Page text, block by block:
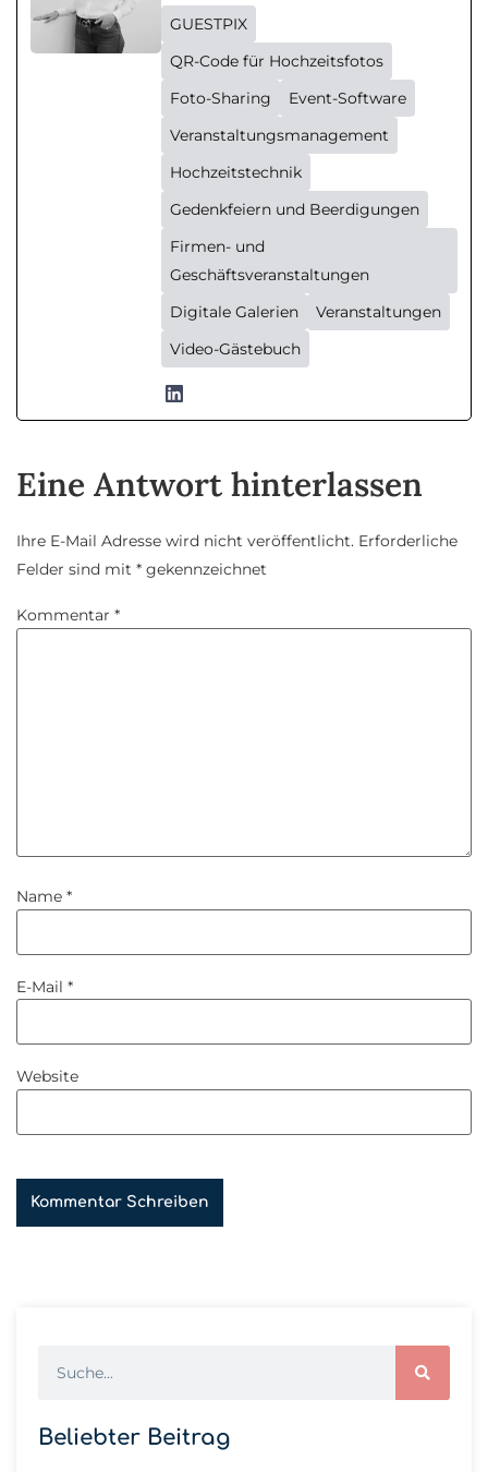
GUESTPIX
QR-Code für Hochzeitsfotos
Foto-Sharing
Event-Software
Veranstaltungsmanagement
Hochzeitstechnik
Gedenkfeiern und Beerdigungen
Firmen- und
Geschäftsveranstaltungen
Digitale Galerien
Veranstaltungen
Video-Gästebuch
Eine Antwort hinterlassen
Ihre E-Mail Adresse wird nicht veröffentlicht. Erforderliche
Felder sind mit * gekennzeichnet
Kommentar *
Name *
E-Mail *
Website
Beliebter Beitrag